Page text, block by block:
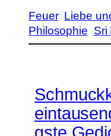
Feuer Liebe
Philosophie Sri